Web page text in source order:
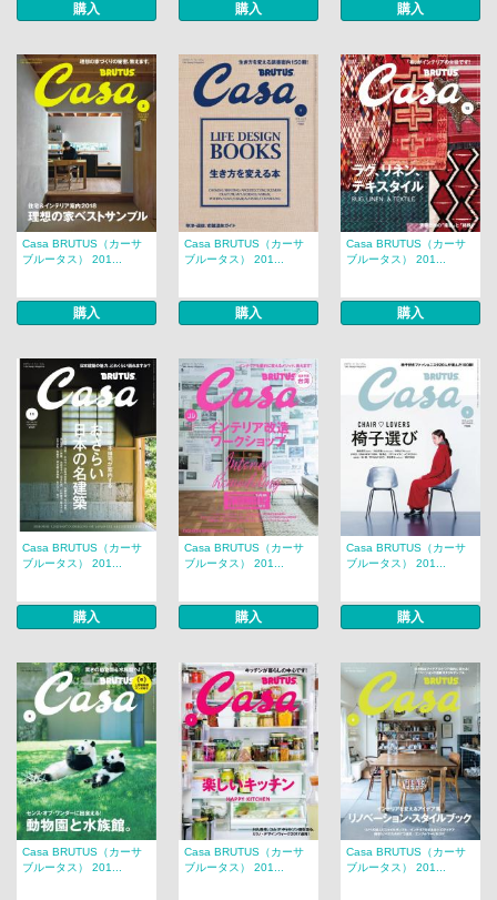
購入 購入 購入
Casa BRUTUS（カーサ
ブルータス） 201...
購入
Casa BRUTUS（カーサ
ブルータス） 201...
購入
Casa BRUTUS（カーサ
ブルータス） 201...
購入
Casa BRUTUS（カーサ
ブルータス） 201...
購入
Casa BRUTUS（カーサ
ブルータス） 201...
購入
Casa BRUTUS（カーサ
ブルータス） 201...
購入
Casa BRUTUS（カーサ
ブルータス） 201...
Casa BRUTUS（カーサ
ブルータス） 201...
Casa BRUTUS（カーサ
ブルータス） 201...